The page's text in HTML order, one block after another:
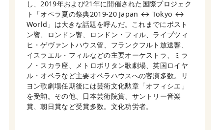
し、2019年および21年に開催された国際プロジェク
ト「オペラ夏の祭典2019-20 Japan ↔ Tokyo ↔
World」は大きな話題を呼んだ。これまでにボスト
ン響、ロンドン響、ロンドン・フィル、ライプツィ
ヒ・ゲヴァントハウス管、フランクフルト放送響、
イスラエル・フィルなどの主要オーケストラ、ミラ
ノ・スカラ座、メトロポリタン歌劇場、英国ロイヤ
ル・オペラなど主要オペラハウスへの客演多数。リ
ヨン歌劇場任期後には芸術文化勲章「オフィシエ」
を受勲。その他、日本芸術院賞、サントリー音楽
賞、朝日賞など受賞多数。文化功労者。